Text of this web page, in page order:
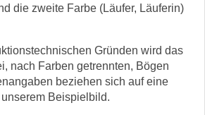
die zweite Farbe (Läufer, Läuferin)
Gründen wird das
nach Farben getrennten, Bögen
beziehen sich auf eine
Beispielbild.